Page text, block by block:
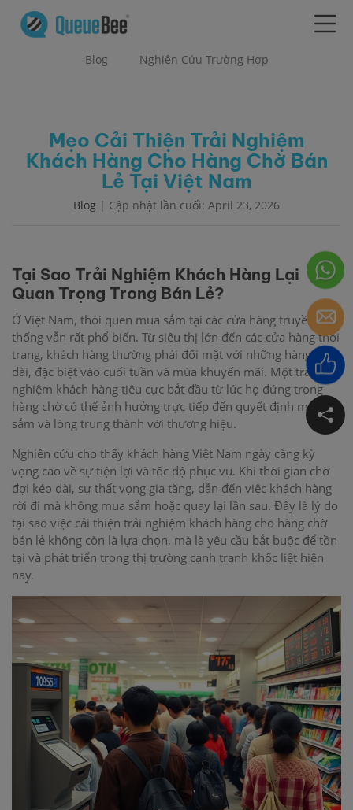
Blog Nghiên Cứu Trường Hợp
Mẹo Cải Thiện Trải Nghiệm
Khách Hàng Cho Hàng Chờ Bán
Lẻ Tại Việt Nam
Blog | Cập nhật lần cuối: April 23, 2026
Tại Sao Trải Nghiệm Khách Hàng Lại
Quan Trọng Trong Bán Lẻ?
Ở Việt Nam, thói quen mua sắm tại các cửa hàng truyền
thống vẫn rất phổ biến. Từ siêu thị lớn đến các cửa hàng thời
trang, khách hàng thường phải đối mặt với những hàng chờ
dài, đặc biệt vào cuối tuần và mùa khuyến mãi. Một trải
nghiệm khách hàng tiêu cực bắt đầu từ lúc họ đứng trong
hàng chờ có thể ảnh hưởng trực tiếp đến quyết định mua
sắm và lòng trung thành với thương hiệu.
Nghiên cứu cho thấy khách hàng Việt Nam ngày càng kỳ
vọng cao về sự tiện lợi và tốc độ phục vụ. Khi thời gian chờ
đợi kéo dài, sự thất vọng gia tăng, dẫn đến việc khách hàng
rời đi mà không mua sắm hoặc quay lại lần sau. Đây là lý do
tại sao việc cải thiện trải nghiệm khách hàng cho hàng chờ
bán lẻ không còn là lựa chọn, mà là yêu cầu bắt buộc để tồn
tại và phát triển trong thị trường cạnh tranh khốc liệt hiện
nay.